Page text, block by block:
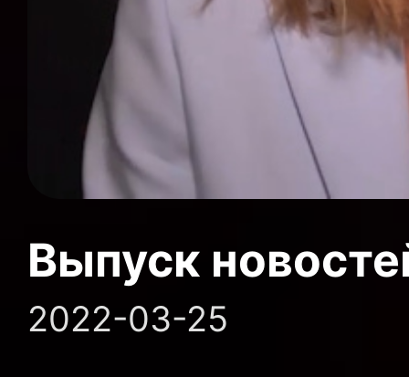
Выпуск
2022-03-25